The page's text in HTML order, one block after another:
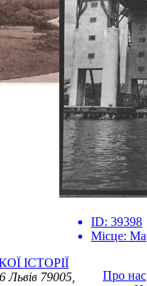
ID: 39398
Місце:
ІСТОРІЇ
Львів 79005,
Про нас